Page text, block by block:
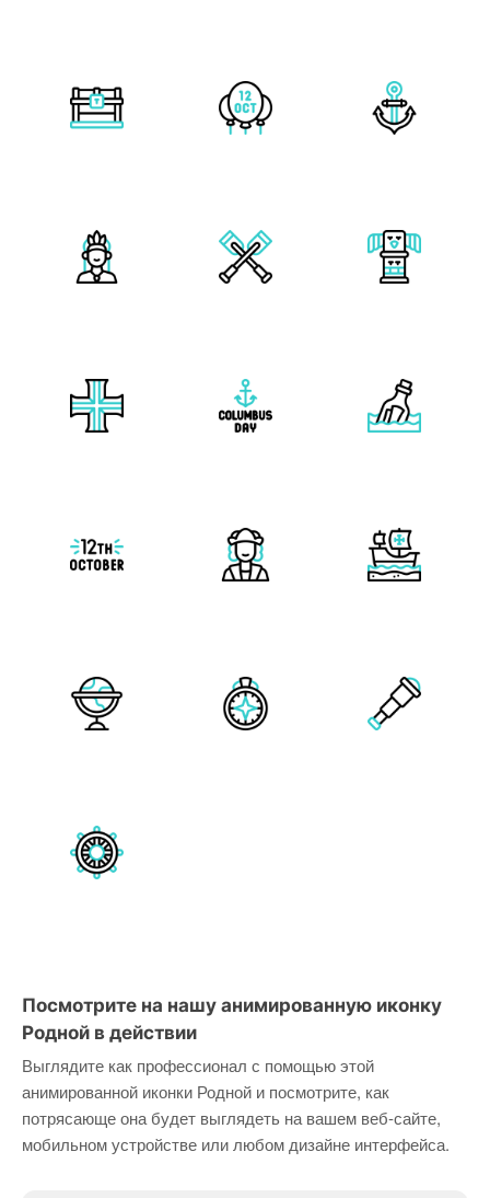
Посмотрите на нашу анимированную иконку
Родной в действии
Выглядите как профессионал с помощью этой
анимированной иконки Родной и посмотрите, как
потрясающе она будет выглядеть на вашем веб-сайте,
мобильном устройстве или любом дизайне интерфейса.